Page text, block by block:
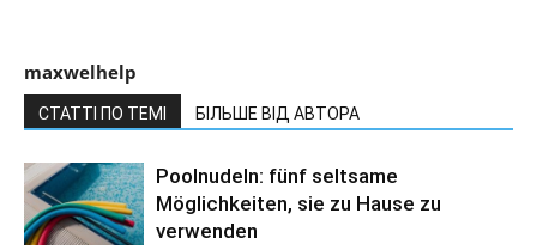
maxwelhelp
СТАТТІ ПО ТЕМІ БІЛЬШЕ ВІД АВТОРА
Poolnudeln: fünf seltsame
Möglichkeiten, sie zu Hause zu
verwenden